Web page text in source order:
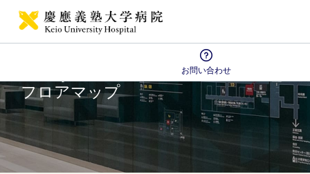
お問い合わせ
フロアマップ